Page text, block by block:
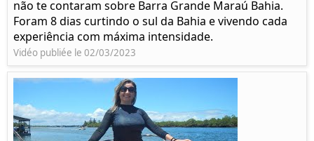
não te contaram sobre Barra Grande Maraú Bahia.
Foram 8 dias curtindo o sul da Bahia e vivendo cada
experiência com máxima intensidade.
Vidéo publiée le 02/03/2023